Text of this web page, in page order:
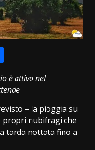
è attivo nel
– la pioggia su
propri nubifragi che
tarda nottata fino a